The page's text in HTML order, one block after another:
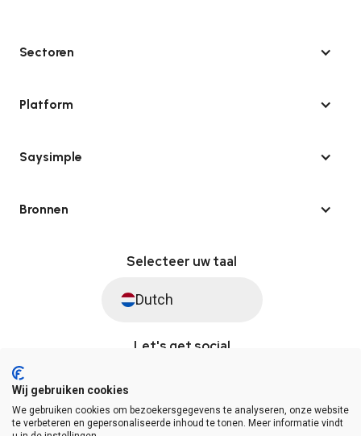
Sectoren
Platform
Saysimple
Bronnen
Selecteer uw taal
Dutch
Let's get social
© Saysimple 2026 · WhatsApp Automation Platform
Wij gebruiken cookies
We gebruiken cookies om bezoekersgegevens te analyseren, onze website
te verbeteren en gepersonaliseerde inhoud te tonen. Meer informatie vindt